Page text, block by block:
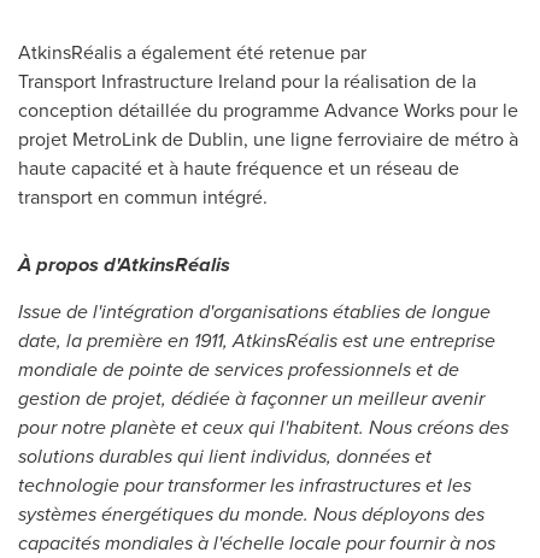
AtkinsRéalis a également été retenue par
Transport Infrastructure Ireland pour la réalisation de la
conception détaillée du programme Advance Works pour le
projet MetroLink de Dublin, une ligne ferroviaire de métro à
haute capacité et à haute fréquence et un réseau de
transport en commun intégré.
À propos d'AtkinsRéalis
Issue de l'intégration d'organisations établies de longue
date, la première en 1911, AtkinsRéalis est une entreprise
mondiale de pointe de services professionnels et de
gestion de projet, dédiée à façonner un meilleur avenir
pour notre planète et ceux qui l'habitent. Nous créons des
solutions durables qui lient individus, données et
technologie pour transformer les infrastructures et les
systèmes énergétiques du monde. Nous déployons des
capacités mondiales à l'échelle locale pour fournir à nos